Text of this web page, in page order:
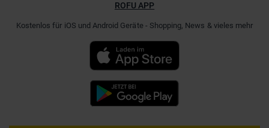
ROFU APP
Kostenlos für iOS und Android Geräte - Shopping, News & vieles mehr